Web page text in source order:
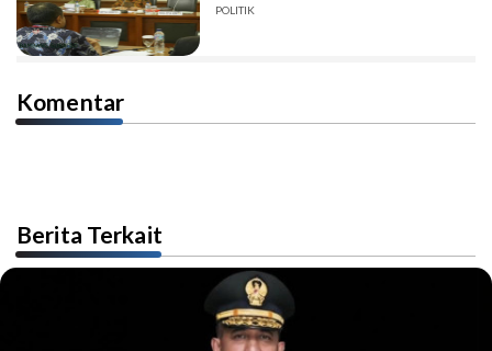
POLITIK
Komentar
Berita Terkait